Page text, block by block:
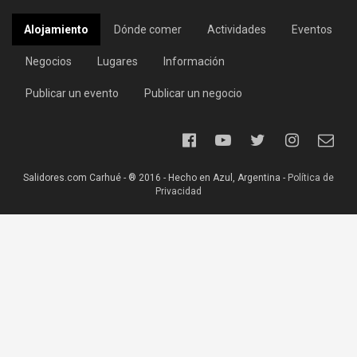
Alojamiento Dónde comer Actividades Eventos
Negocios Lugares Información
Publicar un evento Publicar un negocio
Salidores.com Carhué - ® 2016 - Hecho en Azul, Argentina - Política de
Privacidad